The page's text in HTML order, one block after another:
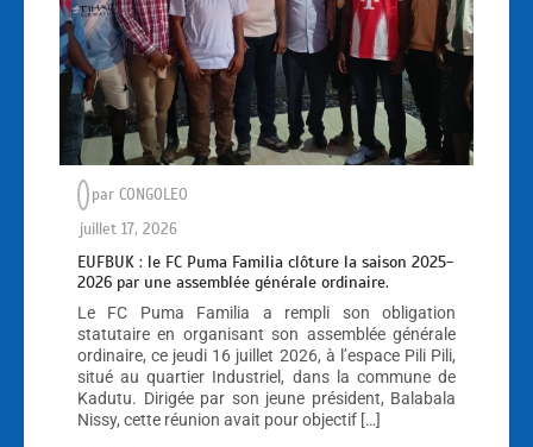
par CONGOLEO
juillet 17, 2026
EUFBUK : le FC Puma Familia clôture la saison 2025-
2026 par une assemblée générale ordinaire.
Le FC Puma Familia a rempli son obligation
statutaire en organisant son assemblée générale
ordinaire, ce jeudi 16 juillet 2026, à l’espace Pili Pili,
situé au quartier Industriel, dans la commune de
Kadutu. Dirigée par son jeune président, Balabala
Nissy, cette réunion avait pour objectif […]